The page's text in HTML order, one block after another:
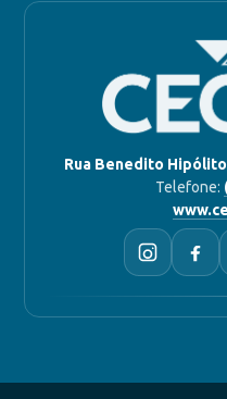
Rua Benedito
Telefone: